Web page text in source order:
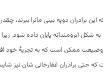
برادران دوپه بینی مانرا ببرند،
شکل آبرومندانه پایان داده شود.
ممکن است که به تجزیۀ خود
حتی برادران غفارخانی شان نیز